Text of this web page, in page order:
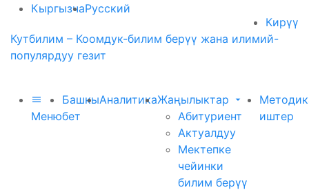
КыргызчаРусский
Кирүү
Кутбилим – Коомдук-билим берүү жана илимий-
популярдуу гезит
Меню
Башкы
бет
АналитикаЖаңылыктар
Абитуриент
Актуалдуу
Мектепке
чейинки
билим берүү
иштер